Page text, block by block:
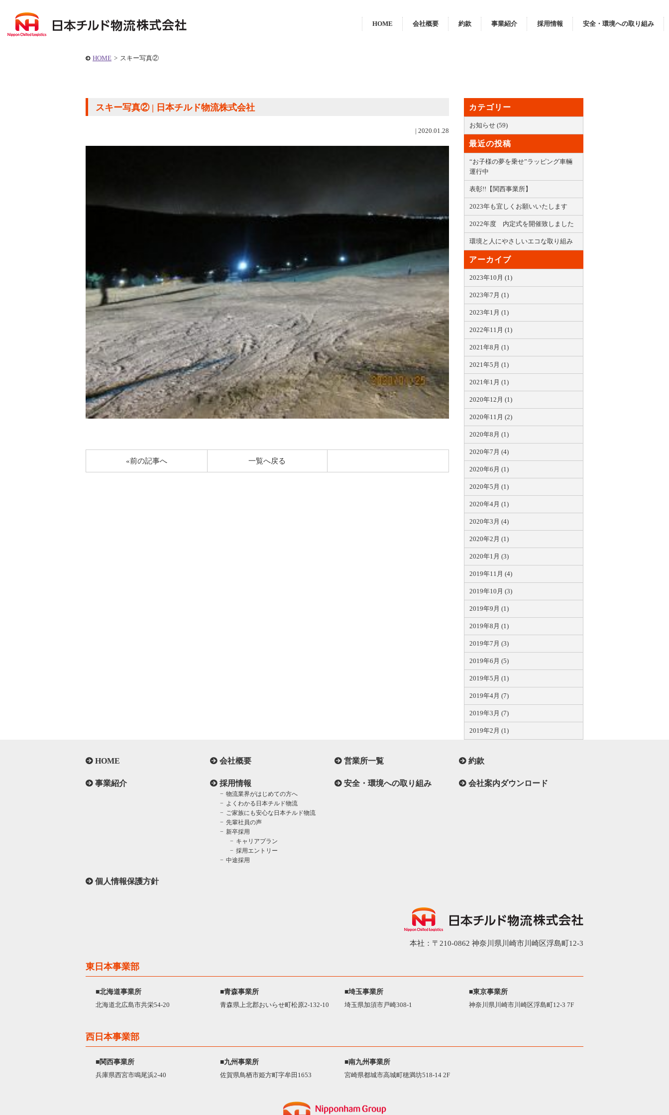
HOME 会社概要 約款 事業紹介 採用情報 安全・環境への取り組み
HOME > スキー写真②
スキー写真② | 日本チルド物流株式会社
| 2020.01.28
«前の記事へ 一覧へ戻る
カテゴリー
お知らせ (59)
最近の投稿
“お子様の夢を乗せ”ラッピング車輛
運行中
表彰!!【関西事業所】
2023年も宜しくお願いいたします
2022年度 内定式を開催致しました
環境と人にやさしいエコな取り組み
アーカイブ
2023年10月 (1)
2023年7月 (1)
2023年1月 (1)
2022年11月 (1)
2021年8月 (1)
2021年5月 (1)
2021年1月 (1)
2020年12月 (1)
2020年11月 (2)
2020年8月 (1)
2020年7月 (4)
2020年6月 (1)
2020年5月 (1)
2020年4月 (1)
2020年3月 (4)
2020年2月 (1)
2020年1月 (3)
2019年11月 (4)
2019年10月 (3)
2019年9月 (1)
2019年8月 (1)
2019年7月 (3)
2019年6月 (5)
2019年5月 (1)
2019年4月 (7)
2019年3月 (7)
2019年2月 (1)
HOME 会社概要 営業所一覧 約款
事業紹介 採用情報
物流業界がはじめての方へ
よくわかる日本チルド物流
ご家族にも安心な日本チルド物流
先輩社員の声
新卒採用
キャリアプラン
採用エントリー
中途採用
安全・環境への取り組み 会社案内ダウンロード
個人情報保護方針
本社：〒210-0862 神奈川県川崎市川崎区浮島町12-3
東日本事業部
■北海道事業所
北海道北広島市共栄54-20
■青森事業所
青森県上北郡おいらせ町松原2-132-10
■埼玉事業所
埼玉県加須市戸崎308-1
■東京事業所
神奈川県川崎市川崎区浮島町12-3 7F
西日本事業部
■関西事業所
兵庫県西宮市鳴尾浜2-40
■九州事業所
佐賀県鳥栖市姫方町字牟田1653
■南九州事業所
宮崎県都城市高城町穂満坊518-14 2F